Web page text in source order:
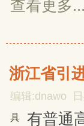
查看更多...
浙江省引
编辑:dnawo
具
有普通